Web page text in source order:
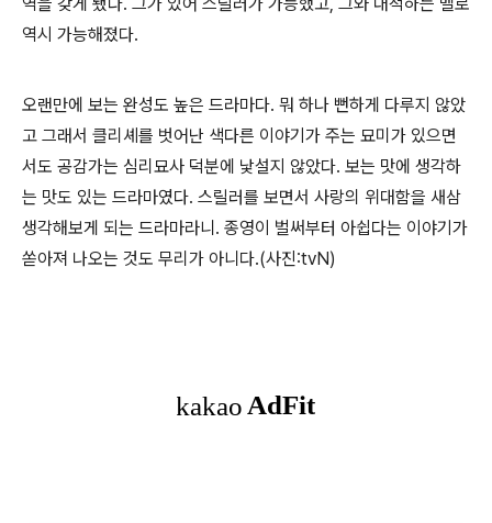
역시 가능해졌다.
오랜만에 보는 완성도 높은 드라마다. 뭐 하나 뻔하게 다루지 않았
고 그래서 클리셰를 벗어난 색다른 이야기가 주는 묘미가 있으면
서도 공감가는 심리묘사 덕분에 낯설지 않았다. 보는 맛에 생각하
는 맛도 있는 드라마였다. 스릴러를 보면서 사랑의 위대함을 새삼
생각해보게 되는 드라마라니. 종영이 벌써부터 아쉽다는 이야기가
쏟아져 나오는 것도 무리가 아니다.(사진:tvN)